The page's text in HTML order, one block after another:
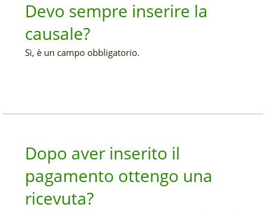
Devo sempre inserire la
causale?
Sì, è un campo obbligatorio.
Dopo aver inserito il
pagamento ottengo una
ricevuta?